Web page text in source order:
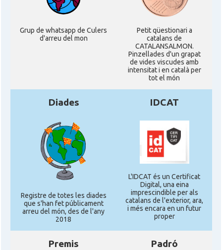
Grup de whatsapp de Culers
d'arreu del mon
Petit qüestionari a
catalans de
CATALANSALMON.
Pinzellades d'un grapat
de vides viscudes amb
intensitat i en català per
tot el món
Diades
Registre de totes les diades
que s'han fet públicament
arreu del món, des de l'any
2018
IDCAT
L'IDCAT és un Certificat
Digital, una eina
imprescindible per als
catalans de l'exterior, ara,
i més encara en un futur
proper
Premis Padró